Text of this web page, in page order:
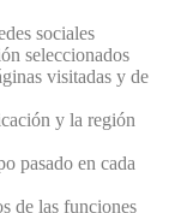
sociales
seleccionados
visitadas y de
y la región
pasado en cada
de las funciones